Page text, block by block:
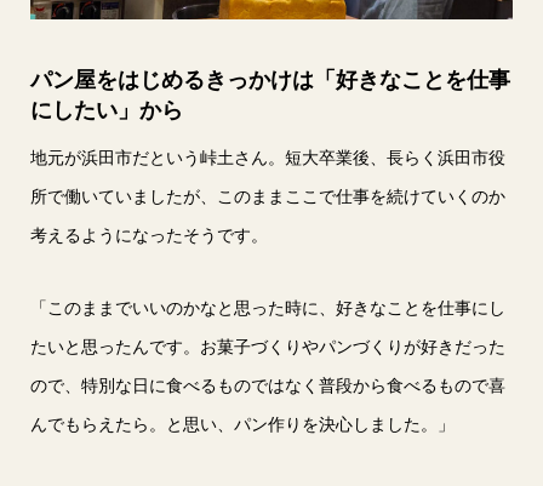
パン屋をはじめるきっかけは「好きなことを仕事
にしたい」から
地元が浜田市だという峠土さん。短大卒業後、長らく浜田市役
所で働いていましたが、このままここで仕事を続けていくのか
考えるようになったそうです。
「このままでいいのかなと思った時に、好きなことを仕事にし
たいと思ったんです。お菓子づくりやパンづくりが好きだった
ので、特別な日に食べるものではなく普段から食べるもので喜
んでもらえたら。と思い、パン作りを決心しました。」